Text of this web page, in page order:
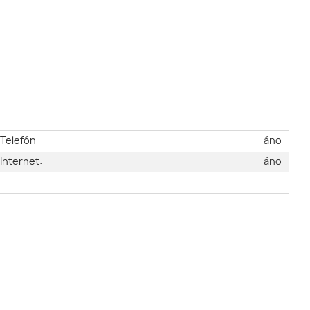
Telefón:
áno
Internet:
áno